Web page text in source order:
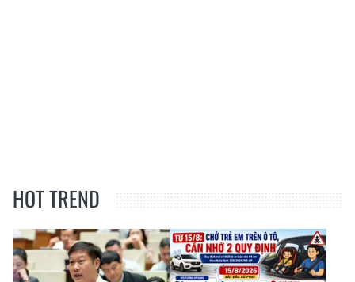
HOT TREND